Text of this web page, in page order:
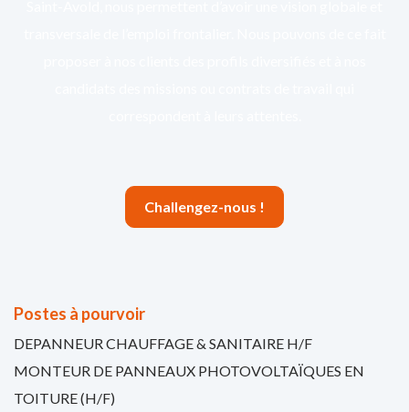
Challengez-nous !
Postes à pourvoir
DEPANNEUR CHAUFFAGE & SANITAIRE H/F
MONTEUR DE PANNEAUX PHOTOVOLTAÏQUES EN
TOITURE (H/F)